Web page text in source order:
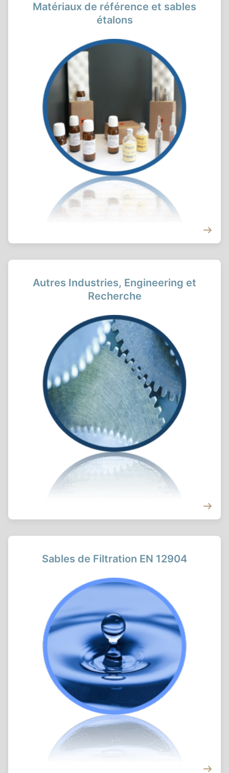
Matériaux de référence et sables
étalons
Autres Industries, Engineering et
Recherche
Sables de Filtration EN 12904